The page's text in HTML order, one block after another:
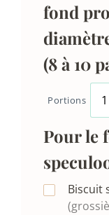
fond
(8 à 10
Portions
Pour le
Biscuit